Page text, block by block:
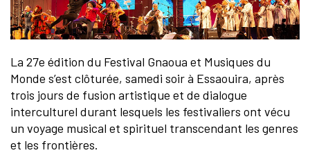
La 27e édition du Festival Gnaoua et Musiques du
Monde s’est clôturée, samedi soir à Essaouira, après
trois jours de fusion artistique et de dialogue
interculturel durant lesquels les festivaliers ont vécu
un voyage musical et spirituel transcendant les genres
et les frontières.